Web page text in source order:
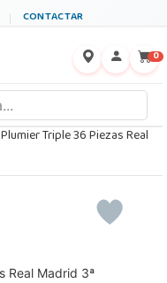
CONTACTAR
0
Plumier Triple 36 Piezas Real